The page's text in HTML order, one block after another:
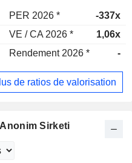
PER 2026 *
-337x
VE / CA 2026 *
1,06x
Rendement 2026 * -
de ratios de valorisation
Sirketi